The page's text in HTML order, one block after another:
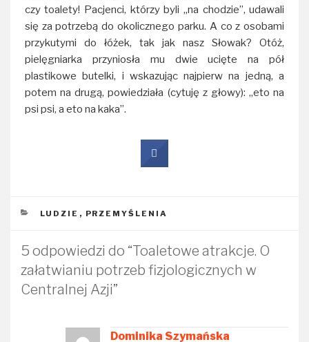
czy toalety! Pacjenci, którzy byli „na chodzie”, udawali
się za potrzebą do okolicznego parku. A co z osobami
przykutymi do łóżek, tak jak nasz Słowak? Otóż,
pielęgniarka przyniosła mu dwie ucięte na pół
plastikowe butelki, i wskazując najpierw na jedną, a
potem na drugą, powiedziała (cytuję z głowy): „eto na
psi psi, a eto na kaka”.
KATEGORIE
LUDZIE , PRZEMYŚLENIA
5 odpowiedzi do “Toaletowe atrakcje. O
załatwianiu potrzeb fizjologicznych w
Centralnej Azji”
Dominika Szymańska